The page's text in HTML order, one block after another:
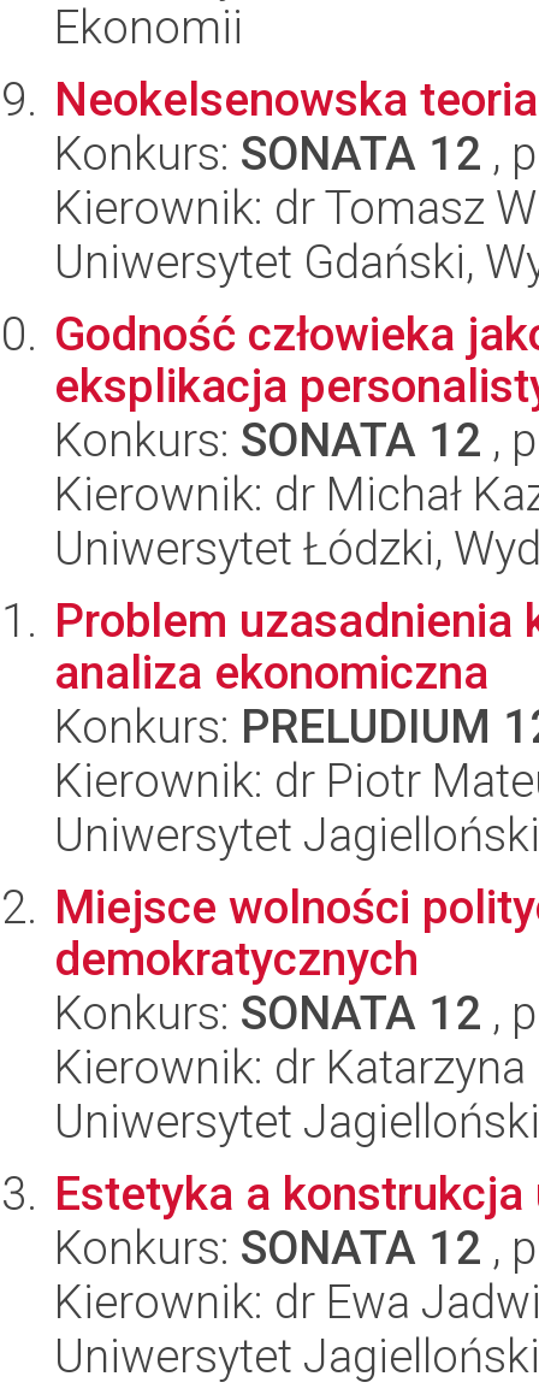
Ekonomii
Neokelsenowska
Konkurs: SONATA 12 ,
Kierownik: dr Tomasz
Uniwersytet Gdański,
Godność człowieka
eksplikacja
Konkurs: SONATA 12 ,
Kierownik: dr Michał
Uniwersytet Łódzki,
Problem
analiza ekonomiczna
Konkurs: PRELUDIUM
Kierownik: dr Piotr
Uniwersytet
Miejsce wolności
demokratycznych
Konkurs: SONATA 12 ,
Kierownik: dr Katarzyna
Uniwersytet
Estetyka a
Konkurs: SONATA 12 ,
Kierownik: dr Ewa
Uniwersytet